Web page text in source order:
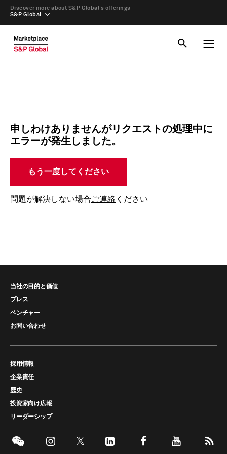
S&P Global
Discover more about S&P Global’s offerings
申しわけありませんがリクエストの処理中に
エラーが発生しました。
もう一度してください
問題が解決しない場合ご連絡 ください
当社の目的と価値
プレス
ベンチャー
お問い合わせ
採用情報
企業責任
歴史
投資家向け広報
リーダーシップ